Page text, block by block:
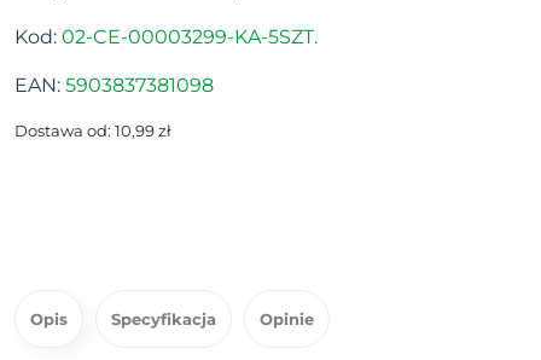
Kod: 02-CE-00003299-KA-5SZT.
EAN: 5903837381098
Dostawa od: 10,99 zł
Opis Specyfikacja Opinie